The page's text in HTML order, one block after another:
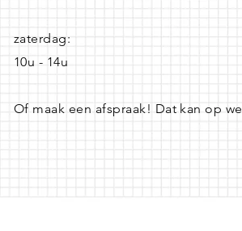
zaterdag:
10u - 14u
Of maak een afspraak! Dat kan op